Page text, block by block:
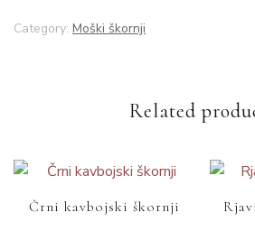
Category: Moški škornji
Related
Črni kavbojski škornji